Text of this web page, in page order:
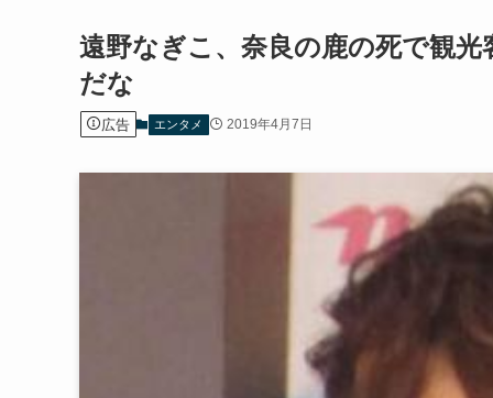
遠野なぎこ、奈良の鹿の死で観
だな
広告 エンタメ 2019年4月7日